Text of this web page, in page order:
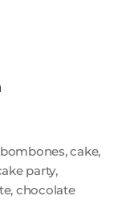
bombones,cake,
party,
, chocolate